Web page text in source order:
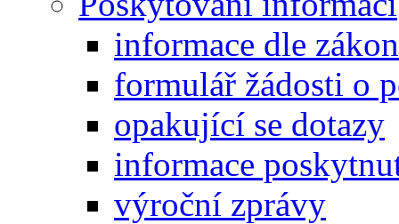
informace dle
formulář žádosti o
opakující se dotazy
informace
výroční zprávy